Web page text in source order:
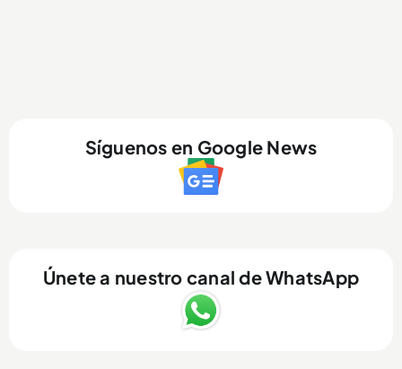
Síguenos en Google News
Únete a nuestro canal de WhatsApp